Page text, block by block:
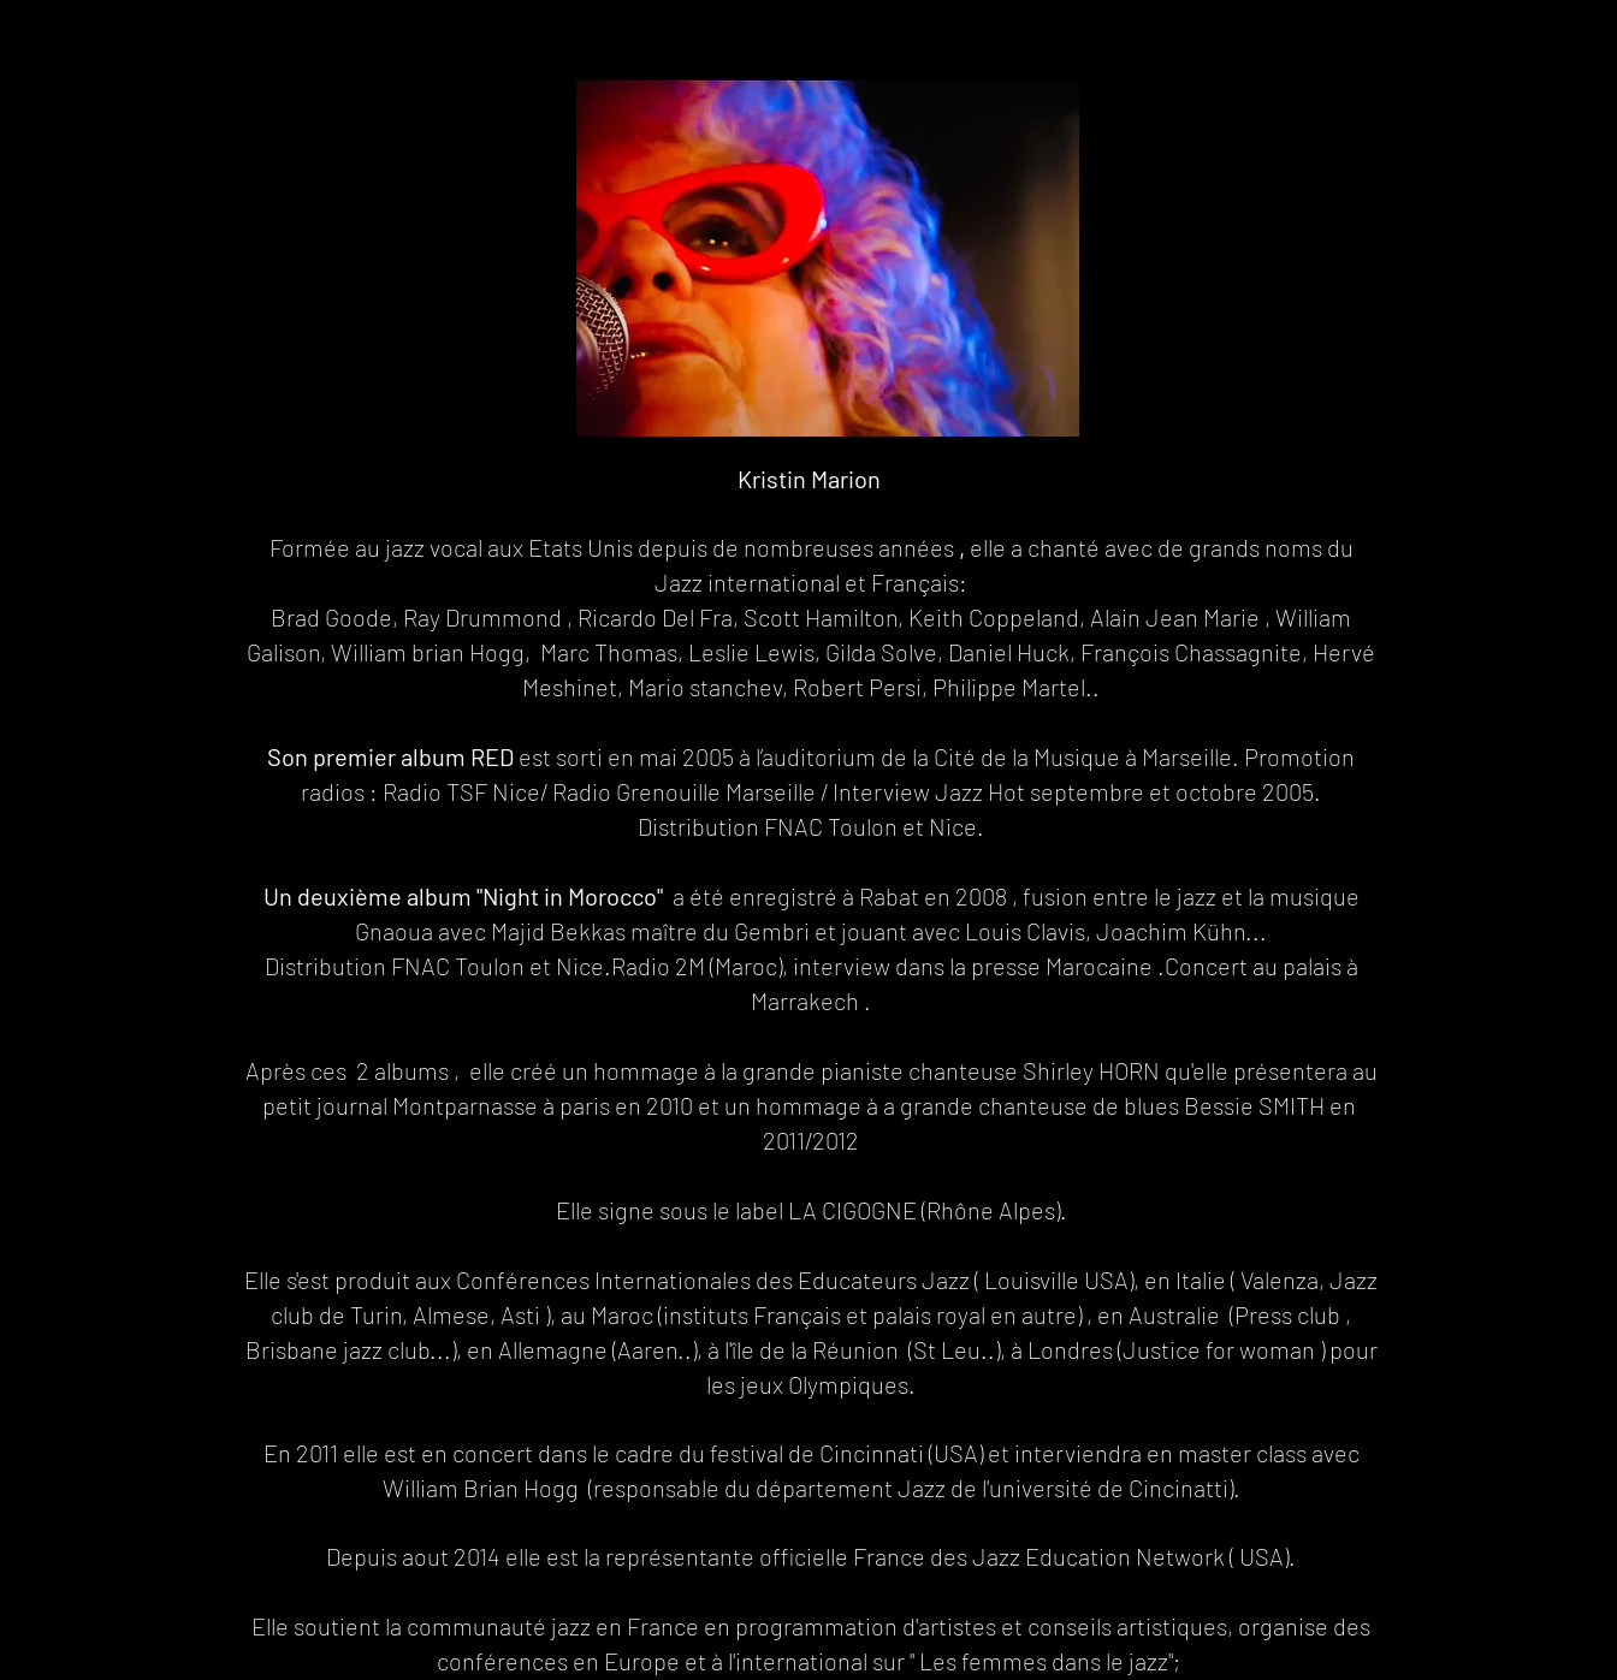
Kristin Marion
Formée au jazz vocal aux Etats Unis depuis de nombreuses années , elle a chanté avec de grands noms du
Jazz international et Français:
Brad Goode, Ray Drummond , Ricardo Del Fra, Scott Hamilton, Keith Coppeland, Alain Jean Marie , William
Galison, William brian Hogg, Marc Thomas, Leslie Lewis, Gilda Solve, Daniel Huck, François Chassagnite, Hervé
Meshinet, Mario stanchev, Robert Persi, Philippe Martel..​​​​​
Son premier album RED est sorti en mai 2005 à l’auditorium de la Cité de la Musique à Marseille. Promotion
radios : Radio TSF Nice/ Radio Grenouille Marseille / Interview Jazz Hot septembre et octobre 2005.
Distribution FNAC Toulon et Nice.
Un deuxième album "Night in Morocco" a été enregistré à Rabat en 2008 , fusion entre le jazz et la musique
Gnaoua avec Majid Bekkas maître du Gembri et jouant avec Louis Clavis, Joachim Kühn...​​​​​​​​​
Distribution FNAC Toulon et Nice.Radio 2M (Maroc), interview dans la presse Marocaine .Concert au palais à
Marrakech .​​​
Après ces 2 albums , elle créé un hommage à la grande pianiste chanteuse Shirley HORN qu'elle présentera au
petit journal Montparnasse à paris en 2010 et un hommage à a grande chanteuse de blues Bessie SMITH en
2011/2012​​​​​
Elle signe sous le label LA CIGOGNE (Rhône Alpes).
​​​​​​​​​​​​Elle s'est produit aux Conférences Internatio​nales des Educateurs Jazz ( ​​​​​​​​​​​​Louisville USA), en Italie ( Valenza, Jazz
club de Turin, Almese, Asti ), au Maroc (instituts Français et palais royal en autre) , en Australie (Press club ,
Brisbane jazz club...), en Allemagne (Aaren..), à l'île de la Réunion (St Leu..), à Londres (Justice for woman ) pour
les jeux Olympiques.
En 2011 elle est en concert dans le cadre du festival de Cincinnati (USA) et interviendra en master class avec
William Brian Hogg (responsable du ​département Jazz de l'université de Cincinatti).​​​​​​​​​​​​
Depuis aout 2014 elle est la représentante officielle France des Jazz Education Network ( USA).
Elle soutient la communauté jazz en France en programmation d'artistes et conseils artistiques, organise des
conférences en Europe et à l'international sur " Les femmes dans le jazz";